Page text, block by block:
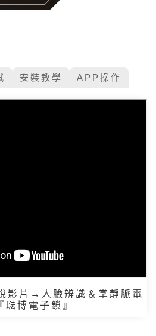
安裝教學 APP操作
影片→人臉辨識＆掌靜脈電
琺博電子鎖』